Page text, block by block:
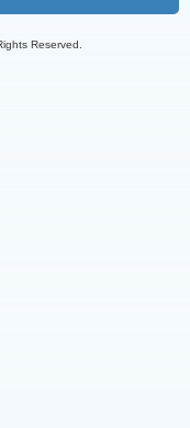
Reserved.